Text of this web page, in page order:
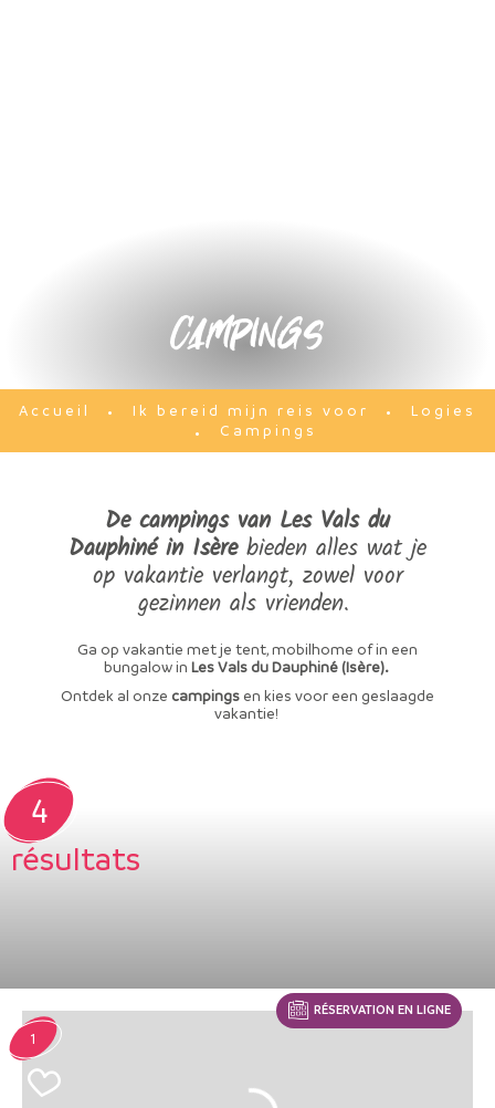
Campings
Accueil Ik bereid mijn reis voor
Logies
Campings
De campings van Les Vals du
Dauphiné in Isèrebieden alles wat je
op vakantie verlangt, zowel voor
gezinnen als vrienden.
Ga op vakantie met je tent, mobilhome of in een
bungalow in Les Vals du Dauphiné (Isère).
Ontdek al onze campings en kies voor een geslaagde
vakantie!
4
résultats
1
RÉSERVATION EN LIGNE